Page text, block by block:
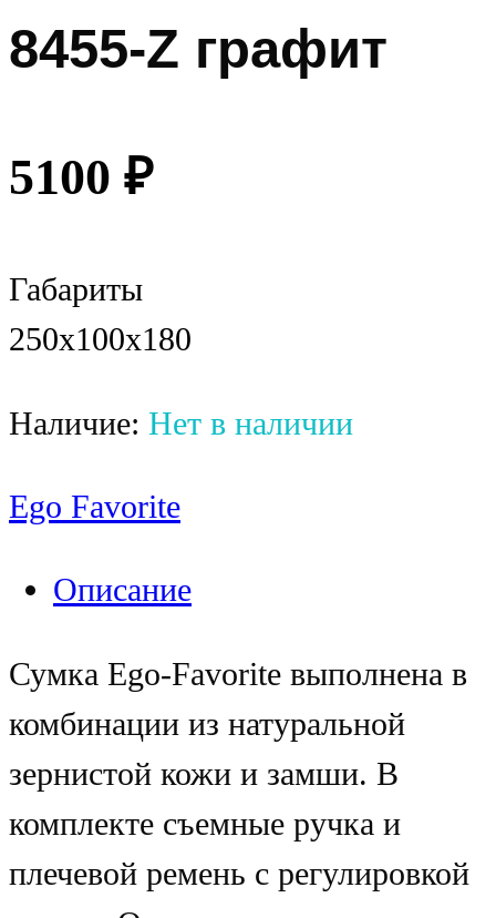
8455-Z графит
5100 ₽
Габариты
250x100x180
Наличие: Нет в наличии
Ego Favorite
Описание
Сумка Ego-Favorite выполнена в
комбинации из натуральной
зернистой кожи и замши. В
комплекте съемные ручка и
плечевой ремень с регулировкой